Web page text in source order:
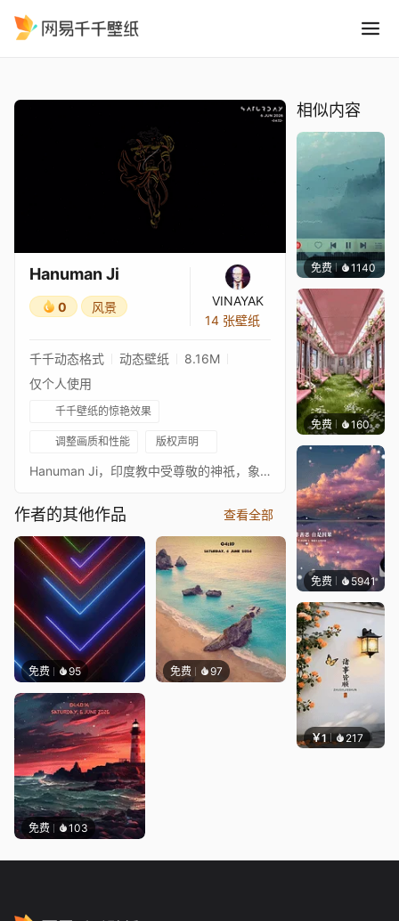
Hanuman Ji
0 风景
VINAYAK
14 张壁纸
千千动态格式 动态壁纸
8.16M
仅个人使用
千千壁纸的惊艳效果
调整画质和性能 版权声明
Hanuman Ji，印度教中受尊敬的神祇，象征力量、虔诚和忠诚，主要以他对罗摩神的坚定服务而闻名。Jai Shree Ram
作者的其他作品 查看全部
免费 95 免费 97
免费 103
相似内容
免费 1140冰茶
免费 160渔小小
免费 5941冰茶
￥1 217 渔小小